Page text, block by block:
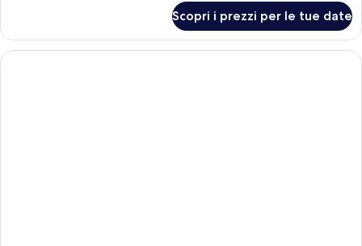
2
letti
singoli
Generation,
Camera
Standard,
Scopri i prezzi per le tue date